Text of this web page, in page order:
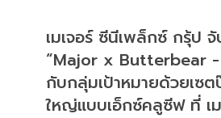
เมเจอร์ ซีนีเพล็กซ์ กรุ้ป
“Major x Butterbear -
กับกลุ่มเป้าหมายด้วยเซ
ใหญ่แบบเอ็กซ์คลูซีฟ ที่ เ